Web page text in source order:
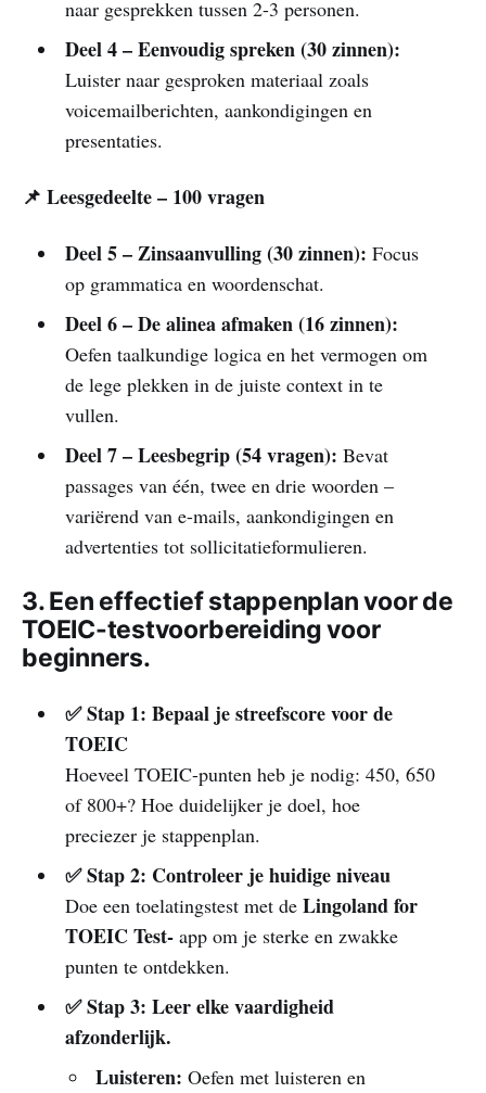
naar gesprekken tussen 2-3 personen.
Deel 4 – Eenvoudig spreken (30 zinnen):
Luister naar gesproken materiaal zoals
voicemailberichten, aankondigingen en
presentaties.
📌 Leesgedeelte – 100 vragen
Deel 5 – Zinsaanvulling (30 zinnen): Focus
op grammatica en woordenschat.
Deel 6 – De alinea afmaken (16 zinnen):
Oefen taalkundige logica en het vermogen om
de lege plekken in de juiste context in te
vullen.
Deel 7 – Leesbegrip (54 vragen): Bevat
passages van één, twee en drie woorden –
variërend van e-mails, aankondigingen en
advertenties tot sollicitatieformulieren.
3. Een effectief stappenplan voor de
TOEIC-testvoorbereiding voor
beginners.
✅ Stap 1: Bepaal je streefscore voor de
TOEIC
Hoeveel TOEIC-punten heb je nodig: 450, 650
of 800+? Hoe duidelijker je doel, hoe
preciezer je stappenplan.
✅ Stap 2: Controleer je huidige niveau
Doe een toelatingstest met de Lingoland for
TOEIC Test-app om je sterke en zwakke
punten te ontdekken.
✅ Stap 3: Leer elke vaardigheid
afzonderlijk.
Luisteren: Oefen met luisteren en